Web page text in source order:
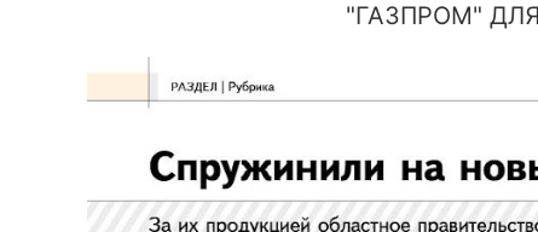
"ГАЗПРОМ"